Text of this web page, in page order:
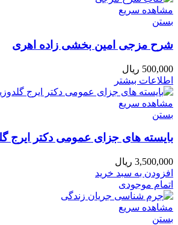
مشاهده سریع
بستن
شرح مزجی امین بخشی زاده اهری
500,000 ریال
اطلاعات بیشتر
مشاهده سریع
بستن
بایسته های جزای عمومی دکتر ایرج
3,500,000 ریال
افزودن به سبد خرید
اتمام موجودی
مشاهده سریع
بستن